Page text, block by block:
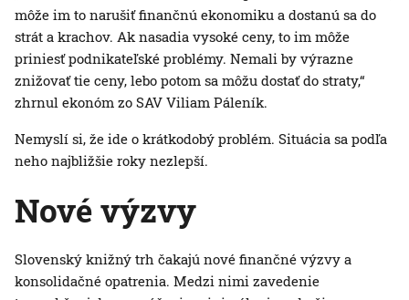
môže im to narušiť finančnú ekonomiku a dostanú sa do
strát a krachov. Ak nasadia vysoké ceny, to im môže
priniesť podnikateľské problémy. Nemali by výrazne
znižovať tie ceny, lebo potom sa môžu dostať do straty,“
zhrnul ekonóm zo SAV Viliam Páleník.
Nemyslí si, že ide o krátkodobý problém. Situácia sa podľa
neho najbližšie roky nezlepší.
Nové výzvy
Slovenský knižný trh čakajú nové finančné výzvy a
konsolidačné opatrenia. Medzi nimi zavedenie